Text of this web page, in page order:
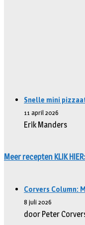
Snelle mini
11 april 2026
Erik Manders
Meer recepten KLIK
Corvers Column:
8 juli 2026
door Peter